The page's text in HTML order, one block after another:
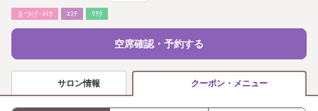
まつげ･ﾒｲｸ ｴｽﾃ ﾘﾗｸ
空席確認・予約する
サロン情報 クーポン・メニュー